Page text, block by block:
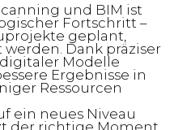
und BIM ist
Fortschritt –
geplant,
Dank präziser
Modelle
Ergebnisse in
Ressourcen
ein neues Niveau
der richtige Moment,